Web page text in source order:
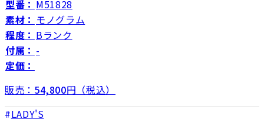
型番： M51828
素材： モノグラム
程度： Bランク
付属： -
定価：
販売： 54,800円（税込）
LADY'S